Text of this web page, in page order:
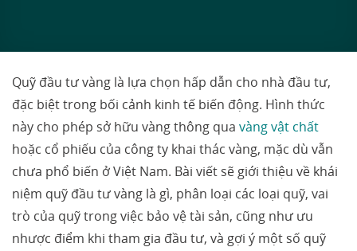
Quỹ đầu tư vàng là lựa chọn hấp dẫn cho nhà đầu tư,
đặc biệt trong bối cảnh kinh tế biến động. Hình thức
này cho phép sở hữu vàng thông qua vàng vật chất
hoặc cổ phiếu của công ty khai thác vàng, mặc dù vẫn
chưa phổ biến ở Việt Nam. Bài viết sẽ giới thiệu về khái
niệm quỹ đầu tư vàng là gì, phân loại các loại quỹ, vai
trò của quỹ trong việc bảo vệ tài sản, cũng như ưu
nhược điểm khi tham gia đầu tư, và gợi ý một số quỹ